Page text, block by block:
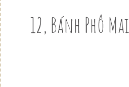
12, Bánh Phô